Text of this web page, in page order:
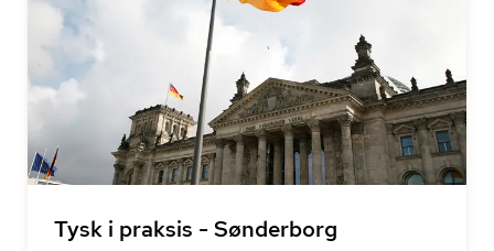
Tysk i praksis - Sønderborg